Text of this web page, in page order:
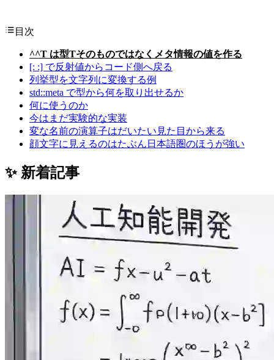
目次
^^T は型Tそのものではなくメタ情報の値を作る
[: :] で反射値からコード側へ戻る
列挙型を文字列に変換する例
std::meta で型から何を取り出せるか
何に使うのか
今はまだ実験的な実装
変な名前の演算子はだいたい見た目から来る
顔文字に見えるのはたぶん日本語圏のほうが強い
✨ 新着記事